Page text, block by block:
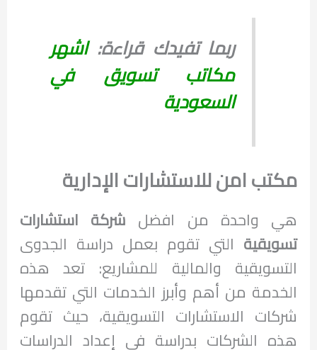
ربما تفيدك قراءة:اشهر
مكاتب تسويق في
السعودية
مكتب امن للاستشارات الإدارية
هي واحدة من افضل شركة استشارات
تسويقية التي تقوم بعمل دراسة الجدوى
التسويقية والمالية للمشاريع: تعد هذه
الخدمة من أهم وأبرز الخدمات التي تقدمها
شركات الاستشارات التسويقية، حيث تقوم
هذه الشركات بدراسة في إعداد الدراسات